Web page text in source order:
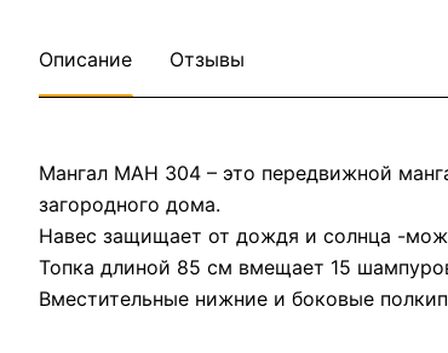
Описание Отзывы
Мангал МАН 304 – это передвижной
загородного дома.
Навес защищает от дождя и солнца -
Топка длиной 85 см вмещает 15
Вместительные нижние и боковые